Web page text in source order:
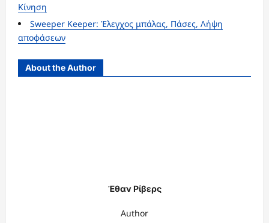
Κίνηση
Sweeper Keeper: Έλεγχος μπάλας, Πάσες, Λήψη
αποφάσεων
About the Author
Έθαν Ρίβερς
Author